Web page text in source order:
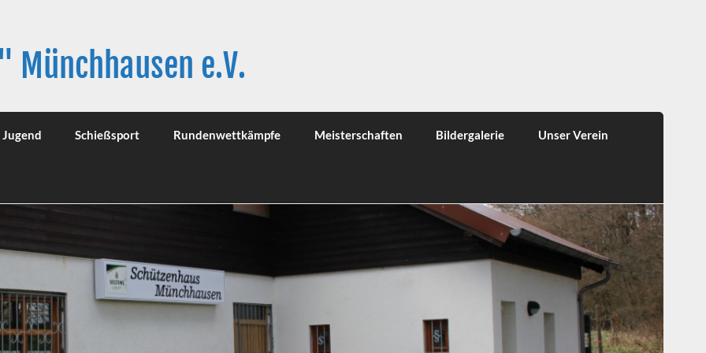
Münchhausen e.V.
Jugend Schießsport Rundenwettkämpfe Meisterschaften Bildergalerie Unser Verein